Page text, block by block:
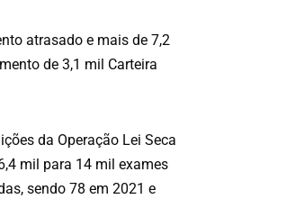
atrasado e mais de 7,2
de 3,1 mil Carteira
da Operação Lei Seca
mil para 14 mil exames
sendo 78 em 2021 e